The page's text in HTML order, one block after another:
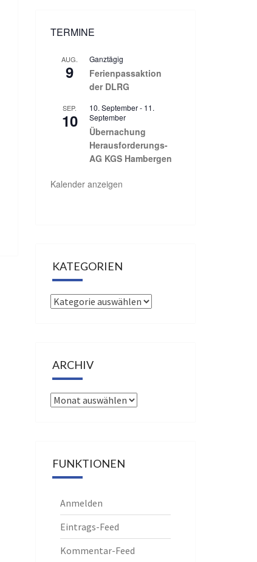
TERMINE
AUG.
9
Ganztägig
Ferienpassaktion
der DLRG
SEP.
10
10. September- 11.
September
Übernachung
Herausforderungs-
AG KGS Hambergen
Kalender anzeigen
KATEGORIEN
Kategorien
ARCHIV
Archiv
FUNKTIONEN
Anmelden
Eintrags-Feed
Kommentar-Feed